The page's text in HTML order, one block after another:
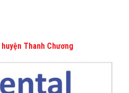
Thanh Chương